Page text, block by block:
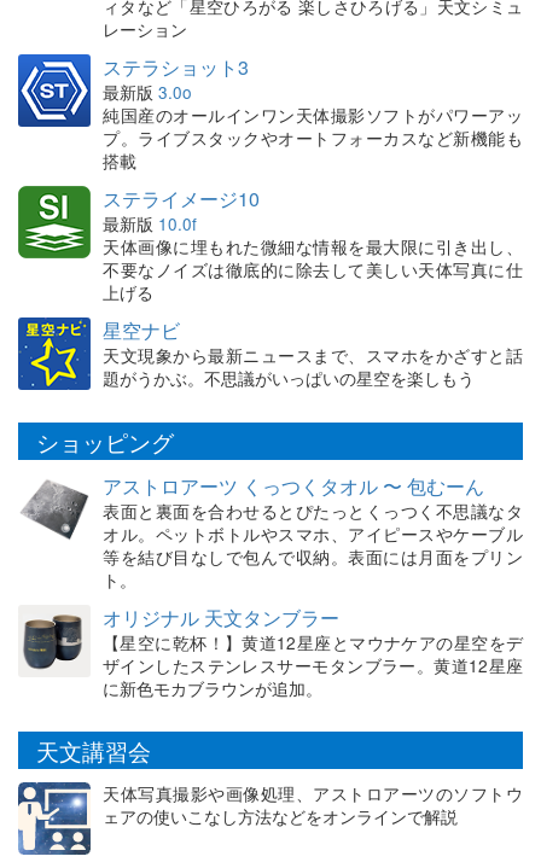
ィタなど「星空ひろがる 楽しさひろげる」天文シミュ
レーション
ステラショット3
最新版 3.0o
純国産のオールインワン天体撮影ソフトがパワーアッ
プ。ライブスタックやオートフォーカスなど新機能も
搭載
ステライメージ10
最新版 10.0f
天体画像に埋もれた微細な情報を最大限に引き出し、
不要なノイズは徹底的に除去して美しい天体写真に仕
上げる
星空ナビ
天文現象から最新ニュースまで、スマホをかざすと話
題がうかぶ。不思議がいっぱいの星空を楽しもう
ショッピング
アストロアーツ くっつくタオル 〜 包むーん
表面と裏面を合わせるとぴたっとくっつく不思議なタ
オル。ペットボトルやスマホ、アイピースやケーブル
等を結び目なしで包んで収納。表面には月面をプリン
ト。
オリジナル 天文タンブラー
【星空に乾杯！】黄道12星座とマウナケアの星空をデ
ザインしたステンレスサーモタンブラー。黄道12星座
に新色モカブラウンが追加。
天文講習会
天体写真撮影や画像処理、アストロアーツのソフトウ
ェアの使いこなし方法などをオンラインで解説